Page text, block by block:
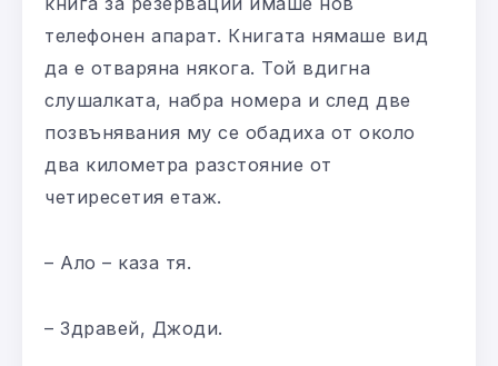
телефонен апарат. Книгата нямаше вид
да е отваряна някога. Той вдигна
слушалката, набра номера и след две
позвънявания му се обадиха от около
два километра разстояние от
четиресетия етаж.
– Ало – каза тя.
– Здравей, Джоди.